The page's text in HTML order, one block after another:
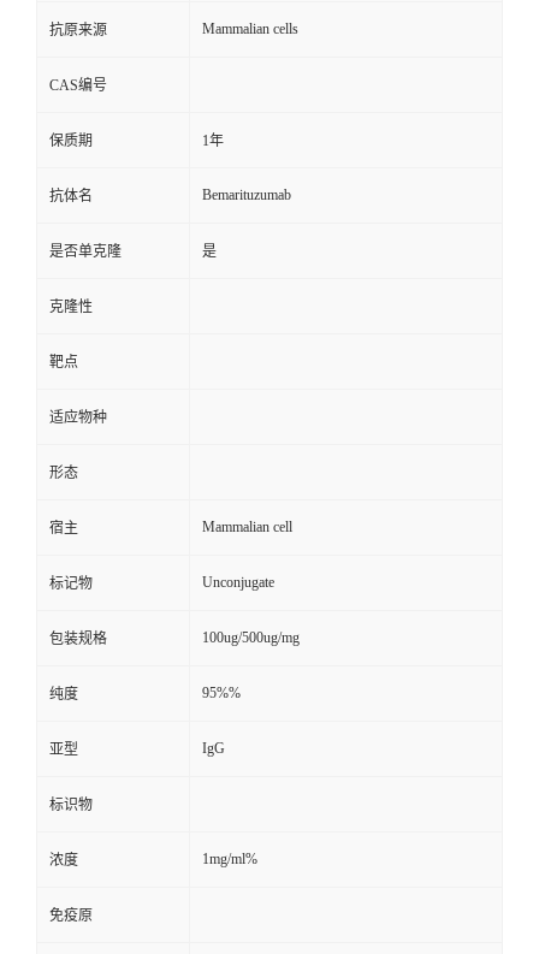
抗原来源 Mammalian cells
CAS编号
保质期 1年
抗体名 Bemarituzumab
是否单克隆 是
克隆性
靶点
适应物种
形态
宿主 Mammalian cell
标记物 Unconjugate
包装规格 100ug/500ug/mg
纯度 95%%
亚型 IgG
标识物
浓度 1mg/ml%
免疫原